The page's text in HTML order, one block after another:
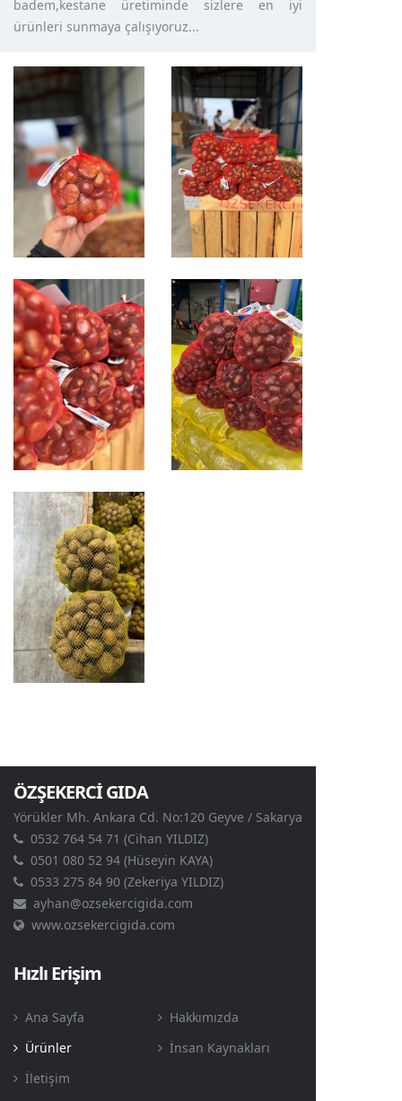
badem,kestane üretiminde sizlere en iyi
ürünleri sunmaya çalışıyoruz...
ÖZŞEKERCİ GIDA
Yörükler Mh. Ankara Cd. No:120 Geyve / Sakarya
0532 764 54 71 (Cihan YILDIZ)
0501 080 52 94 (Hüseyin KAYA)
0533 275 84 90 (Zekeriya YILDIZ)
ayhan@ozsekercigida.com
www.ozsekercigida.com
Hızlı Erişim
Ana Sayfa
Hakkımızda
Ürünler
İnsan Kaynakları
İletişim